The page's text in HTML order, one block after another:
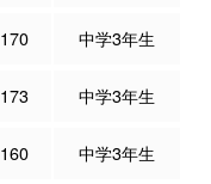
170 中学3年生
173 中学3年生
160
中学3年生